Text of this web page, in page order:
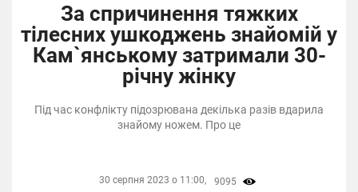
За спричинення тяжких
тілесних ушкоджень знайомій у
Кам`янському затримали 30-
річну жінку
Під час конфлікту підозрювана декілька разів вдарила
знайому ножем. Про це
30 серпня 2023 о 11:00, 9095